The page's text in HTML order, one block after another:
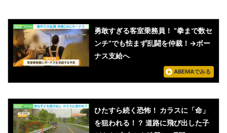
勇敢すぎる客室乗務員！ “拳まで数セ
ンチ”でも怯まず乱闘を仲裁！→ボー
ナス支給へ
ABEMAでみる
ひたすら続く恐怖！ カラスに「命」
を狙われる！？ 道路に飛び出した子